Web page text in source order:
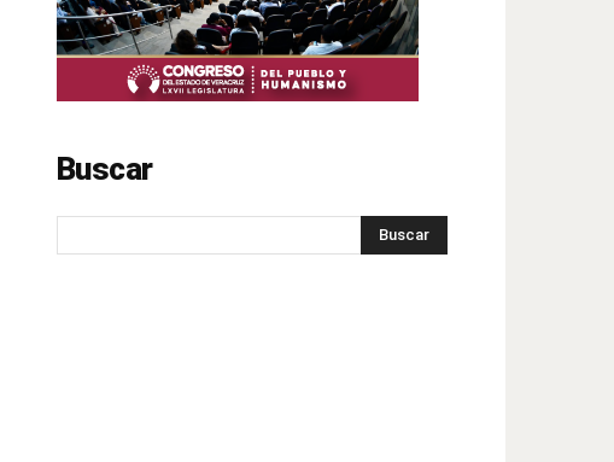
Buscar